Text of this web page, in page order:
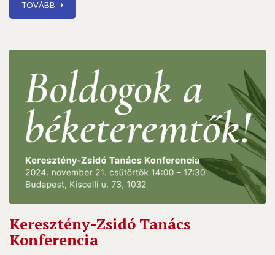
TOVÁBB
Keresztény-Zsidó Tanács
Konferencia